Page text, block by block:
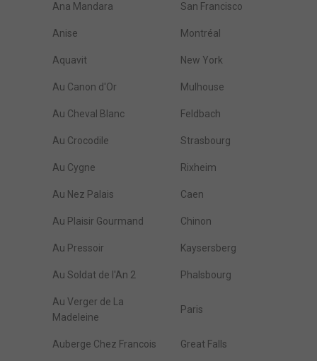
Ana Mandara San Francisco
Anise Montréal
Aquavit New York
Au Canon d'Or Mulhouse
Au Cheval Blanc Feldbach
Au Crocodile Strasbourg
Au Cygne Rixheim
Au Nez Palais Caen
Au Plaisir Gourmand Chinon
Au Pressoir Kaysersberg
Au Soldat de l'An 2 Phalsbourg
Au Verger de La
Madeleine
Paris
Auberge Chez Francois Great Falls